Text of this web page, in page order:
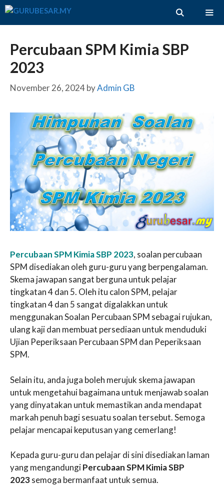
Skip
Percubaan SPM Kimia SBP
2023
November 26, 2024byAdmin GB
Percubaan SPM Kimia SBP 2023, soalan percubaan
SPM disediakan oleh guru-guru yang berpengalaman.
Skema jawapan sangat berguna untuk pelajar
tingkatan 4 dan 5. Oleh itu calon SPM, pelajar
tingkatan 4 dan 5 sangat digalakkan untuk
menggunakan Soalan Percubaan SPM sebagai rujukan,
ulang kaji dan membuat persediaan untuk menduduki
Ujian Peperiksaan Percubaan SPM dan Peperiksaan
SPM.
Selain itu, anda juga boleh merujuk skema jawapan
untuk mengetahui bagaimana untuk menjawab soalan
yang dinyatakan untuk memastikan anda mendapat
markah penuh bagi sesuatu soalan tersebut. Semoga
pelajar mencapai keputusan yang cemerlang!
Kepada guru-guru dan pelajar di sini disediakan laman
yang mengandungiPercubaan SPM Kimia SBP
2023semoga bermanfaat untuk semua.